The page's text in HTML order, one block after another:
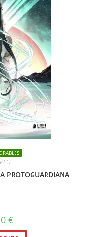
PROTOGUARDIANA
€
actual